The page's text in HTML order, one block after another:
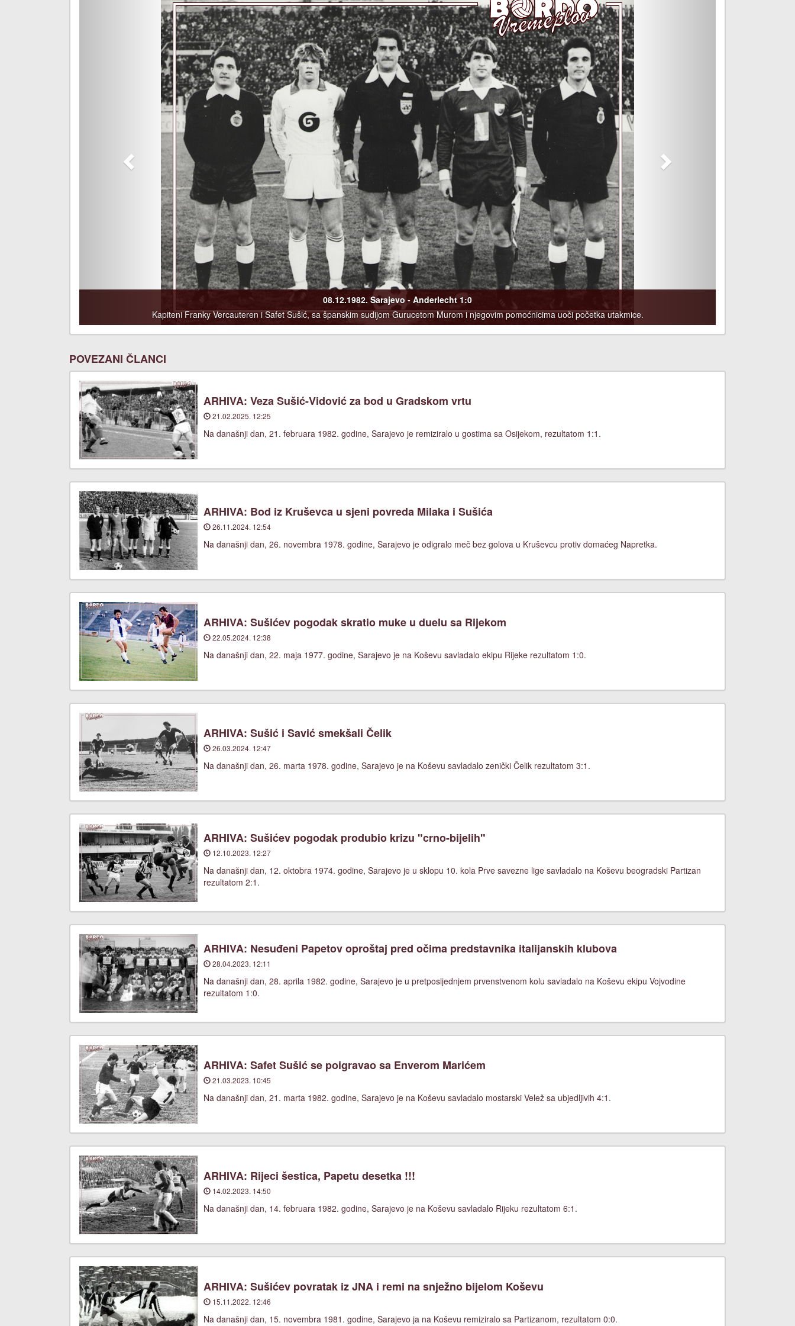
08.12.1982. Sarajevo - Anderlecht 1:0
Kapiteni Franky Vercauteren i Safet Sušić, sa španskim sudijom Gurucetom Murom i njegovim pomoćnicima uoči početka utakmice.
POVEZANI ČLANCI
ARHIVA: Veza Sušić-Vidović za bod u Gradskom vrtu
21.02.2025. 12:25
Na današnji dan, 21. februara 1982. godine, Sarajevo je remiziralo u gostima sa Osijekom, rezultatom 1:1.
ARHIVA: Bod iz Kruševca u sjeni povreda Milaka i Sušića
26.11.2024. 12:54
Na današnji dan, 26. novembra 1978. godine, Sarajevo je odigralo meč bez golova u Kruševcu protiv domaćeg Napretka.
ARHIVA: Sušićev pogodak skratio muke u duelu sa Rijekom
22.05.2024. 12:38
Na današnji dan, 22. maja 1977. godine, Sarajevo je na Koševu savladalo ekipu Rijeke rezultatom 1:0.
ARHIVA: Sušić i Savić smekšali Čelik
26.03.2024. 12:47
Na današnji dan, 26. marta 1978. godine, Sarajevo je na Koševu savladalo zenički Čelik rezultatom 3:1.
ARHIVA: Sušićev pogodak produbio krizu "crno-bijelih"
12.10.2023. 12:27
Na današnji dan, 12. oktobra 1974. godine, Sarajevo je u sklopu 10. kola Prve savezne lige savladalo na Koševu beogradski Partizan
rezultatom 2:1.
ARHIVA: Nesuđeni Papetov oproštaj pred očima predstavnika italijanskih klubova
28.04.2023. 12:11
Na današnji dan, 28. aprila 1982. godine, Sarajevo je u pretposljednjem prvenstvenom kolu savladalo na Koševu ekipu Vojvodine
rezultatom 1:0.
ARHIVA: Safet Sušić se poigravao sa Enverom Marićem
21.03.2023. 10:45
Na današnji dan, 21. marta 1982. godine, Sarajevo je na Koševu savladalo mostarski Velež sa ubjedljivih 4:1.
ARHIVA: Rijeci šestica, Papetu desetka !!!
14.02.2023. 14:50
Na današnji dan, 14. februara 1982. godine, Sarajevo je na Koševu savladalo Rijeku rezultatom 6:1.
ARHIVA: Sušićev povratak iz JNA i remi na snježno bijelom Koševu
15.11.2022. 12:46
Na današnji dan, 15. novembra 1981. godine, Sarajevo ja na Koševu remiziralo sa Partizanom, rezultatom 0:0.